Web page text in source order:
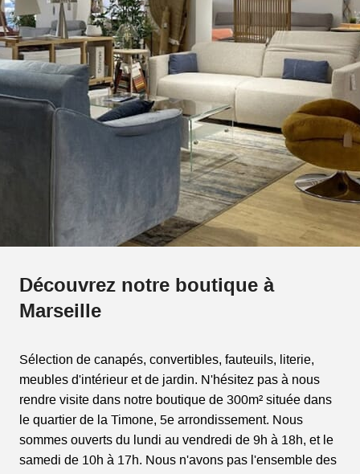
Découvrez notre boutique à
Marseille
Sélection de canapés, convertibles, fauteuils, literie,
meubles d'intérieur et de jardin. N'hésitez pas à nous
rendre visite dans notre boutique de 300m² située dans
le quartier de la Timone, 5e arrondissement. Nous
sommes ouverts du lundi au vendredi de 9h à 18h, et le
samedi de 10h à 17h. Nous n'avons pas l'ensemble des